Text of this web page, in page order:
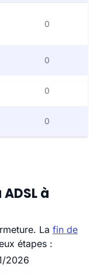
0
0
0
0
à
La fin de
étapes :
2026